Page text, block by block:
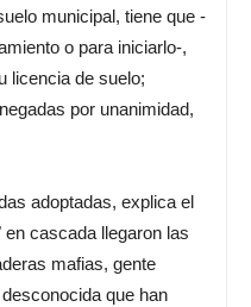
municipal, tiene que -
o para iniciarlo-,
licencia de suelo;
por unanimidad,
adoptadas, explica el
cascada llegaron las
mafias, gente
que han